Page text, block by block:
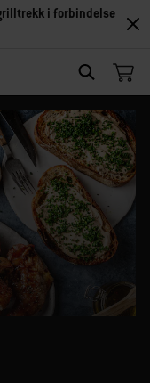
SEARCH
i forbindelse